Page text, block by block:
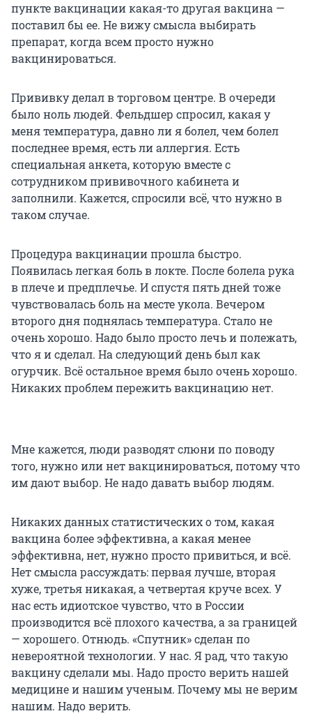
пункте вакцинации какая-то другая вакцина —
поставил бы ее. Не вижу смысла выбирать
препарат, когда всем просто нужно
вакцинироваться.
Прививку делал в торговом центре. В очереди
было ноль людей. Фельдшер спросил, какая у
меня температура, давно ли я болел, чем болел
последнее время, есть ли аллергия. Есть
специальная анкета, которую вместе с
сотрудником прививочного кабинета и
заполнили. Кажется, спросили всё, что нужно в
таком случае.
Процедура вакцинации прошла быстро.
Появилась легкая боль в локте. После болела рука
в плече и предплечье. И спустя пять дней тоже
чувствовалась боль на месте укола. Вечером
второго дня поднялась температура. Стало не
очень хорошо. Надо было просто лечь и полежать,
что я и сделал. На следующий день был как
огурчик. Всё остальное время было очень хорошо.
Никаких проблем пережить вакцинацию нет.
Мне кажется, люди разводят слюни по поводу
того, нужно или нет вакцинироваться, потому что
им дают выбор. Не надо давать выбор людям.
Никаких данных статистических о том, какая
вакцина более эффективна, а какая менее
эффективна, нет, нужно просто привиться, и всё.
Нет смысла рассуждать: первая лучше, вторая
хуже, третья никакая, а четвертая круче всех. У
нас есть идиотское чувство, что в России
производится всё плохого качества, а за границей
— хорошего. Отнюдь. «Спутник» сделан по
невероятной технологии. У нас. Я рад, что такую
вакцину сделали мы. Надо просто верить нашей
медицине и нашим ученым. Почему мы не верим
нашим. Надо верить.